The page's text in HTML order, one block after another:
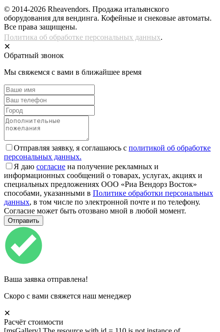
© 2014-2026 Rheavendors. Продажа итальянского
оборудования для вендинга. Кофейные и снековые автоматы.
Все права защищены.
Политика об обработке персональных данных.
✕
Обратный звонок
Мы свяжемся с вами в ближайшее время
Отправляя заявку, я соглашаюсь с политикой об обработке
персональных данных.
Я даю согласие на получение рекламных и
информационных сообщений о товарах, услугах, акциях и
специальных предложениях ООО «Риа Вендорз Восток»
способами, указанными в Политике обработки персональных
данных, в том числе по электронной почте и по телефону.
Согласие может быть отозвано мной в любой момент.
Ваша заявка отправлена!
Скоро с вами свяжется наш менеджер
✕
Расчёт стоимости